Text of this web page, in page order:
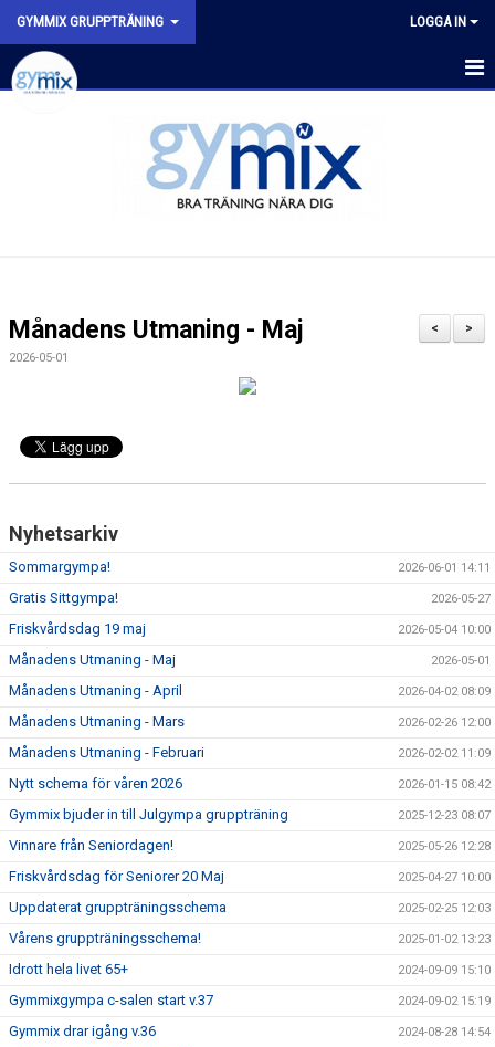
GYMMIX GRUPPTRÄNING LOGGA IN
>
<
Månadens Utmaning - Maj
2026-05-01
Nyhetsarkiv
Sommargympa! 2026-06-01 14:11
Gratis Sittgympa! 2026-05-27
Friskvårdsdag 19 maj 2026-05-04 10:00
Månadens Utmaning - Maj 2026-05-01
Månadens Utmaning - April 2026-04-02 08:09
Månadens Utmaning - Mars 2026-02-26 12:00
Månadens Utmaning - Februari 2026-02-02 11:09
Nytt schema för våren 2026 2026-01-15 08:42
Gymmix bjuder in till Julgympa gruppträning 2025-12-23 08:07
Vinnare från Seniordagen! 2025-05-26 12:28
Friskvårdsdag för Seniorer 20 Maj 2025-04-27 10:00
Uppdaterat gruppträningsschema 2025-02-25 12:03
Vårens gruppträningsschema! 2025-01-02 13:23
Idrott hela livet 65+ 2024-09-09 15:10
Gymmixgympa c-salen start v.37 2024-09-02 15:19
Gymmix drar igång v.36 2024-08-28 14:54